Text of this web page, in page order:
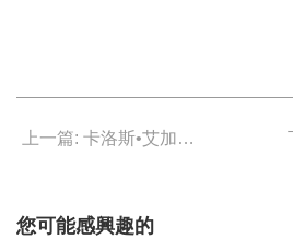
上一篇: 卡洛斯•艾加拿 衛冕溫布頓錦標賽男子單打冠軍
您可能感興趣的